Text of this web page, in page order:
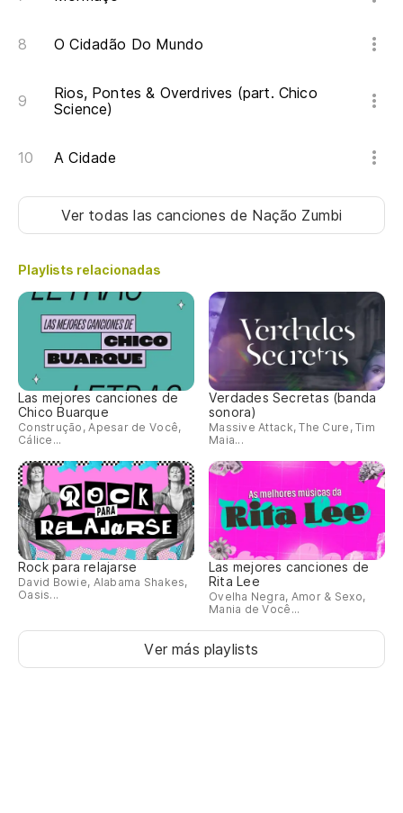
O Cidadão Do Mundo
Rios, Pontes & Overdrives (part. Chico
Science)
A Cidade
Ver todas las canciones de Nação Zumbi
Playlists relacionadas
Las mejores canciones de
Chico Buarque
Construção, Apesar de Você,
Cálice...
Verdades Secretas (banda
sonora)
Massive Attack, The Cure, Tim
Maia...
Rock para relajarse
David Bowie, Alabama Shakes,
Oasis...
Las mejores canciones de
Rita Lee
Ovelha Negra, Amor & Sexo,
Mania de Você...
Ver más playlists